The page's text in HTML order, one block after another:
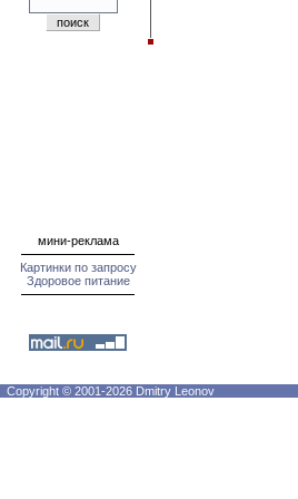
мини-реклама
Картинки по запросу
Здоровое питание
Copyright © 2001-2026 Dmitry Leonov